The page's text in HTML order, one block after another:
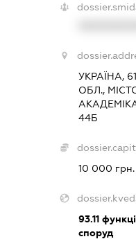
УКРАЇНА,
ОБЛ.,
44Б
10 000 грн.
93.11
споруд